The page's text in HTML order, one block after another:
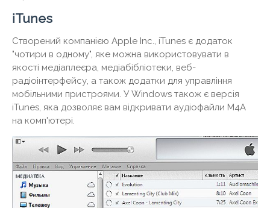
iTunes
Створений компанією Apple Inc., iTunes є додаток
"чотири в одному", яке можна використовувати в
якості медіаплеєра, медіабібліотеки, веб-
радіоінтерфейсу, а також додатки для управління
мобільними пристроями. У Windows також є версія
iTunes, яка дозволяє вам відкривати аудіофайли M4A
на комп'ютері.